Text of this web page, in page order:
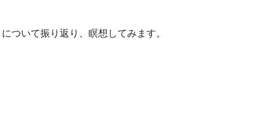
ついて振り返り、瞑想してみます。